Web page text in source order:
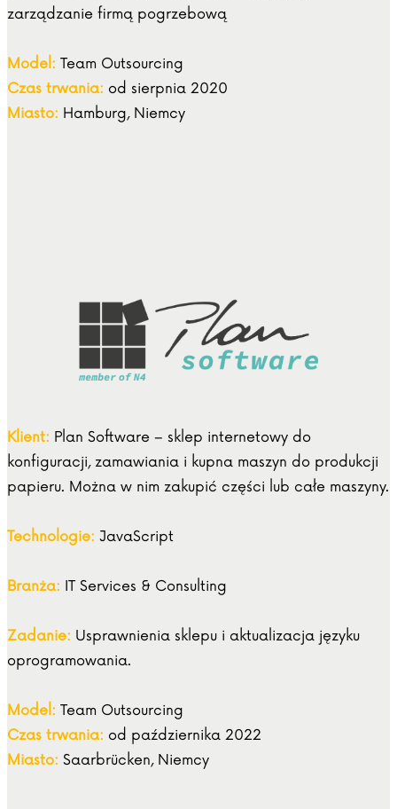
zarządzanie firmą pogrzebową
Model: Team Outsourcing
Czas trwania: od sierpnia 2020
Miasto: Hamburg, Niemcy
Klient: Plan Software – sklep internetowy do
konfiguracji, zamawiania i kupna maszyn do produkcji
papieru. Można w nim zakupić części lub całe maszyny.
Technologie: JavaScript
Branża: IT Services & Consulting
Zadanie: Usprawnienia sklepu i aktualizacja języku
oprogramowania.
Model: Team Outsourcing
Czas trwania: od października 2022
Miasto: Saarbrücken, Niemcy